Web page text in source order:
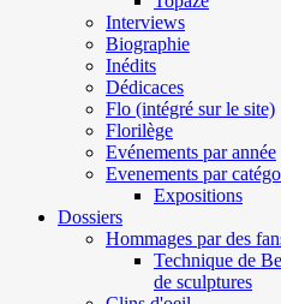
Interviews
Biographie
Inédits
Dédicaces
Flo (intégré sur le site)
Florilège
Evénements par année
Evenements par
Expositions
Dossiers
Hommages par des
Technique de
de sculptures